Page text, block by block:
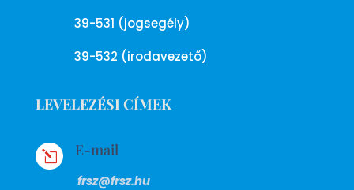
39-531 (jogsegély)
39-532 (irodavezető)
LEVELEZÉSI CÍMEK
l E-mail
frsz@frsz.hu